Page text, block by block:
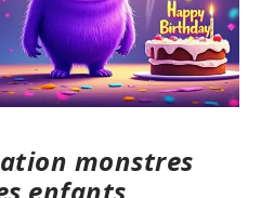
monstres